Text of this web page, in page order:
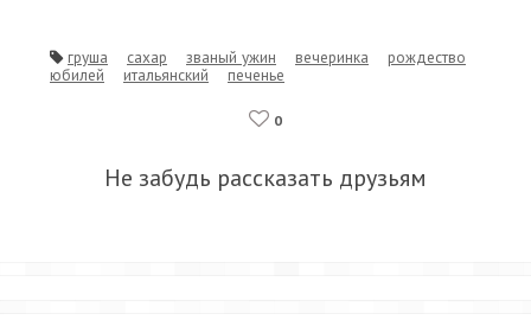
груша сахар званый ужин вечеринка
рождество
юбилей
итальянский печенье
0
Не забудь рассказать друзьям